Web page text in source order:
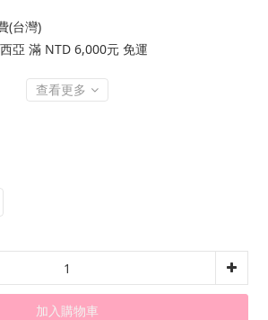
(台灣)
亞 滿 NTD 6,000元 免運
查看更多
加入購物車